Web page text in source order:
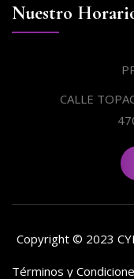
Nuestro
CALLE
Copyright © 2023
Términos y